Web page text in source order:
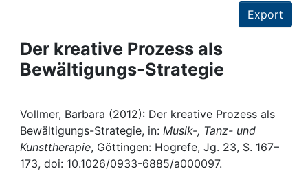
Projects
People
Institutions
Awards
Export
Der kreative Prozess als
Bewältigungs-Strategie
Vollmer, Barbara (2012): Der kreative Prozess als
Bewältigungs-Strategie, in: Musik-, Tanz- und
Kunsttherapie, Göttingen: Hogrefe, Jg. 23, S. 167–
173, doi: 10.1026/0933-6885/a000097.